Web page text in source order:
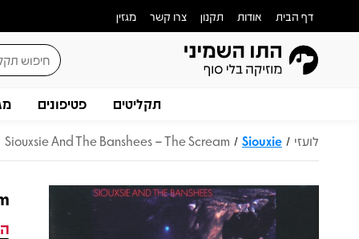
דף הבית אודות תקנון צרו קשר מגזין
תקליטים פטיפונים
לועזי /
Siouxie
/
Siouxsie And The Banshees – The Scream